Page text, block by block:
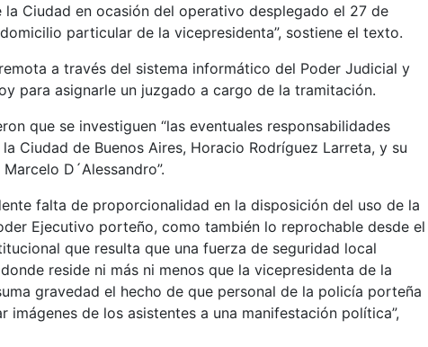
Ciudad en ocasión del operativo desplegado el 27 de
particular de la vicepresidenta”, sostiene el texto.
a través del sistema informático del Poder Judicial y
para asignarle un juzgado a cargo de la tramitación.
que se investiguen “las eventuales responsabilidades
Ciudad de Buenos Aires, Horacio Rodríguez Larreta, y su
D´Alessandro”.
falta de proporcionalidad en la disposición del uso de la
Ejecutivo porteño, como también lo reprochable desde el
que resulta que una fuerza de seguridad local
reside ni más ni menos que la vicepresidenta de la
gravedad el hecho de que personal de la policía porteña
de los asistentes a una manifestación política”,